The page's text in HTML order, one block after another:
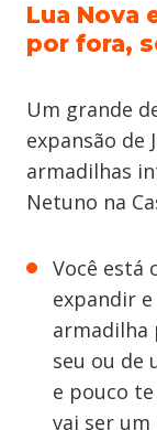
Lua Nova
por fora,
Um grande
expansão de
armadilhas
Netuno na
Você está
expandir
armadilha
seu ou de
e pouco
vai ser um